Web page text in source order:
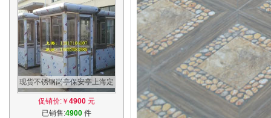
现货不锈钢岗亭保安亭上海定
制户外移动岗亭停车场收费岗
亭值班亭
促销价:￥ 4900 元
已销售:4900 件